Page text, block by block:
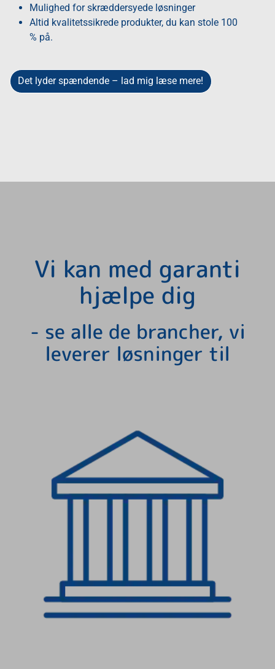
Mulighed for skræddersyede løsninger
Altid kvalitetssikrede produkter, du kan stole 100
% på.
Det lyder spændende – lad mig læse mere!
Vi kan med garanti
hjælpe dig
- se alle de brancher, vi
leverer løsninger til